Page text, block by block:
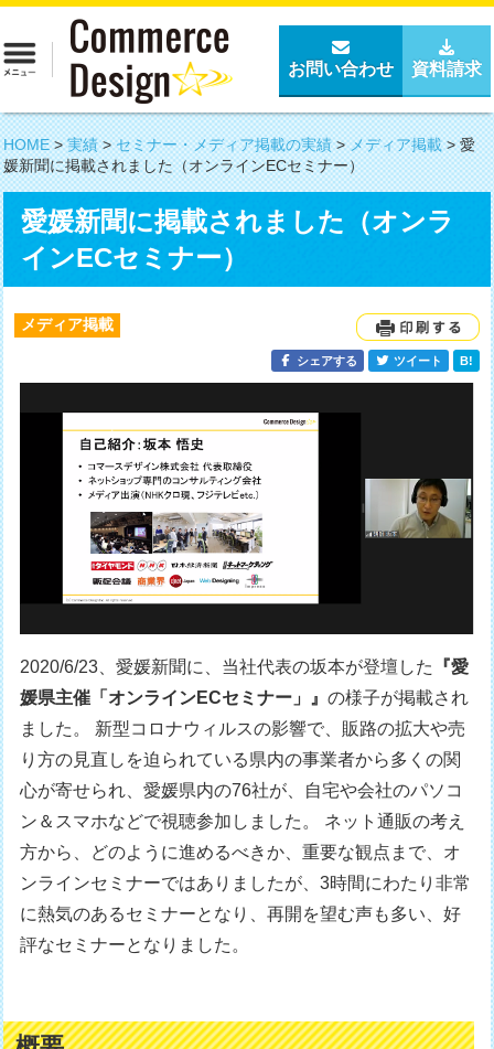
お問い合わせ 資料請求
HOME>実績>セミナー・メディア掲載の実績>メディア掲載>愛
媛新聞に掲載されました（オンラインECセミナー）
愛媛新聞に掲載されました（オンラ
インECセミナー）
メディア掲載
シェアする ツイート B!
2020/6/23、愛媛新聞に、当社代表の坂本が登壇した
『愛
媛県主催「オンラインECセミナー」』の様子が掲載され
ました。 新型コロナウィルスの影響で、販路の拡大や売
り方の見直しを迫られている県内の事業者から多くの関
心が寄せられ、愛媛県内の76社が、自宅や会社のパソコ
ン＆スマホなどで視聴参加しました。 ネット通販の考え
方から、どのように進めるべきか、重要な観点まで、オ
ンラインセミナーではありましたが、3時間にわたり非常
に熱気のあるセミナーとなり、再開を望む声も多い、好
評なセミナーとなりました。